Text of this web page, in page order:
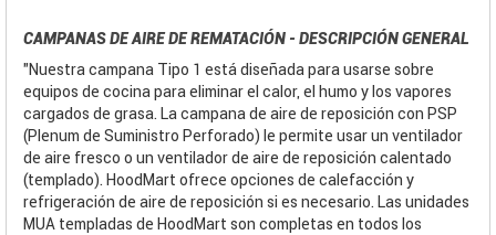
CAMPANAS DE AIRE DE REMATACIÓN - DESCRIPCIÓN GENERAL
"Nuestra campana Tipo 1 está diseñada para usarse sobre
equipos de cocina para eliminar el calor, el humo y los vapores
cargados de grasa. La campana de aire de reposición con PSP
(Plenum de Suministro Perforado) le permite usar un ventilador
de aire fresco o un ventilador de aire de reposición calentado
(templado). HoodMart ofrece opciones de calefacción y
refrigeración de aire de reposición si es necesario. Las unidades
MUA templadas de HoodMart son completas en todos los